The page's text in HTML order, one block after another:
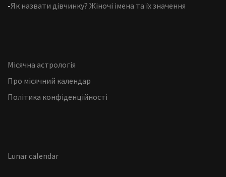
-Як назвати дівчинку? Жіночі імена та їх значення
Місячна астрологія
Про місячний календар
Політика конфіденційності
Lunar calendar